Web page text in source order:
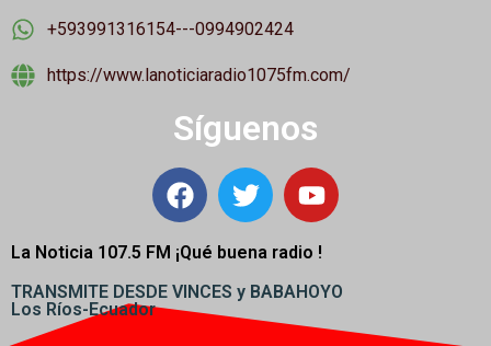
+593991316154---0994902424
https://www.lanoticiaradio1075fm.com/
Síguenos
La Noticia 107.5 FM ¡Qué buena radio !
TRANSMITE DESDE VINCES y BABAHOYO
Los Ríos-Ecuador